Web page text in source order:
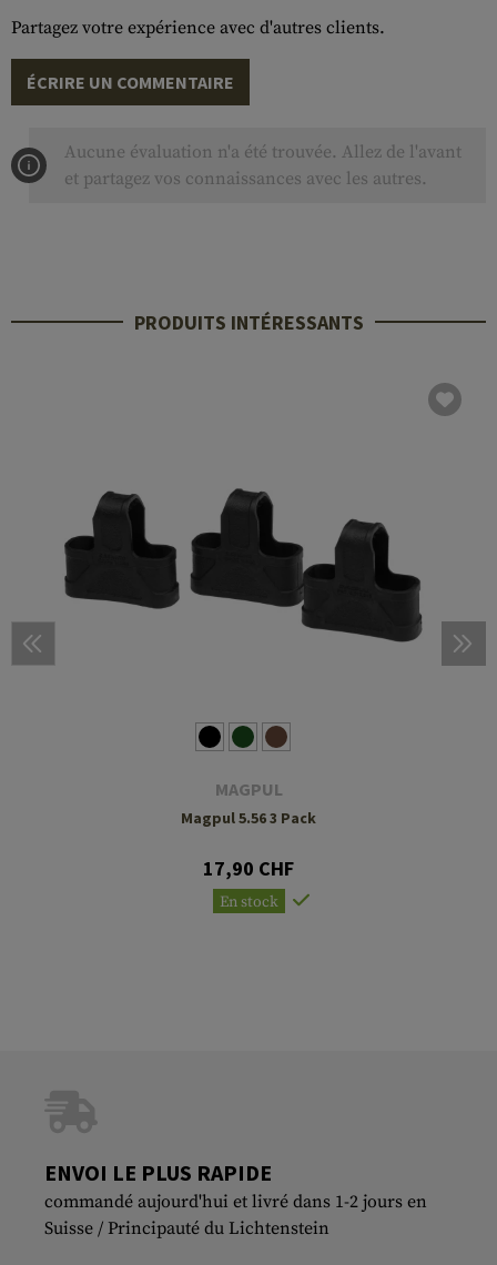
Partagez votre expérience avec d'autres clients.
ÉCRIRE UN COMMENTAIRE
Aucune évaluation n'a été trouvée. Allez de l'avant
et partagez vos connaissances avec les autres.
PRODUITS INTÉRESSANTS
MAGPUL
Magpul 5.56 3 Pack
17,90 CHF
En stock
ENVOI LE PLUS RAPIDE
commandé aujourd'hui et livré dans 1-2 jours en
Suisse / Principauté du Lichtenstein